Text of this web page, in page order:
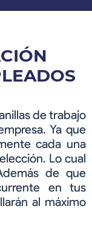
de trabajo
Ya que
cada una
Lo cual
de que
en tus
al máximo